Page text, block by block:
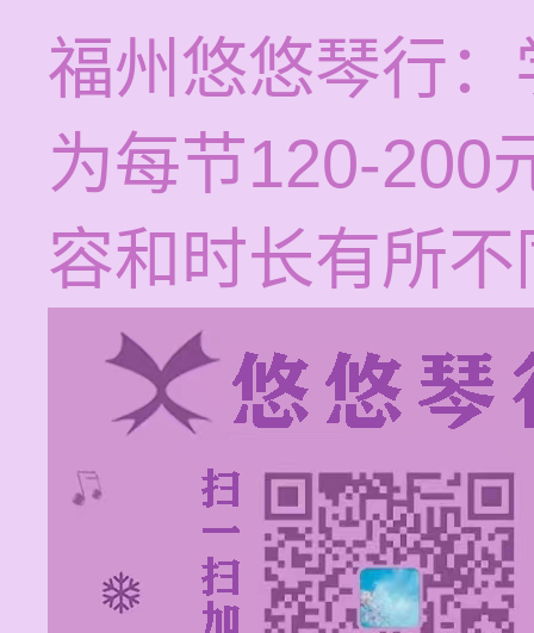
福州悠悠琴行
为每节120-200
容和时长有所不